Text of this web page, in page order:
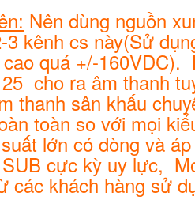
Nên dùng nguồn
3 kênh cs này(Sử
quá +/-160VDC).
cho ra âm thanh
thanh sân khấu
toàn so với mọi
lớn có dòng và
cực kỳ uy lực,
các khách hàng sử